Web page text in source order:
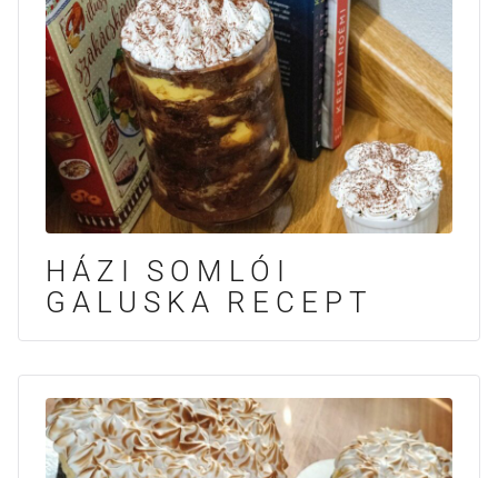
HÁZI SOMLÓI
GALUSKA RECEPT